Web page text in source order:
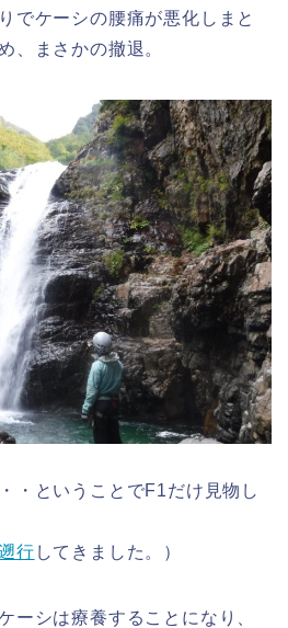
でケーシの腰痛が悪化しまと
、まさかの撤退。
・ということでF1だけ見物し
行 してきました。）
ーシは療養することになり、